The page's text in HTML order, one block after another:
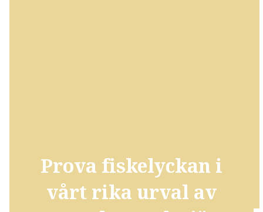
Prova fiskelyckan i
vårt rika urval av